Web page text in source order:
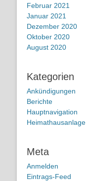
Februar 2021
Januar 2021
Dezember 2020
Oktober 2020
August 2020
Kategorien
Ankündigungen
Berichte
Hauptnavigation
Heimathausanlage
Meta
Anmelden
Eintrags-Feed